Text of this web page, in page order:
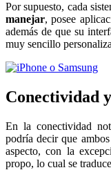
Por supuesto, cada
manejar, posee
además de que su
muy sencillo
Conectividad
En la conectividad
podría decir que
aspecto, con la
propo, lo cual se